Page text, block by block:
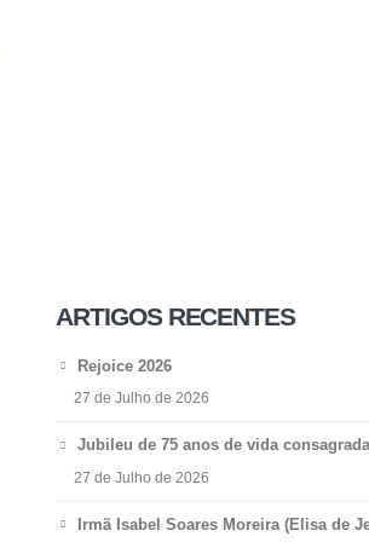
ARTIGOS RECENTES
Rejoice 2026
27 de Julho de 2026
Jubileu de 75 anos de vida consagrada
27 de Julho de 2026
Irmã Isabel Soares Moreira (Elisa de